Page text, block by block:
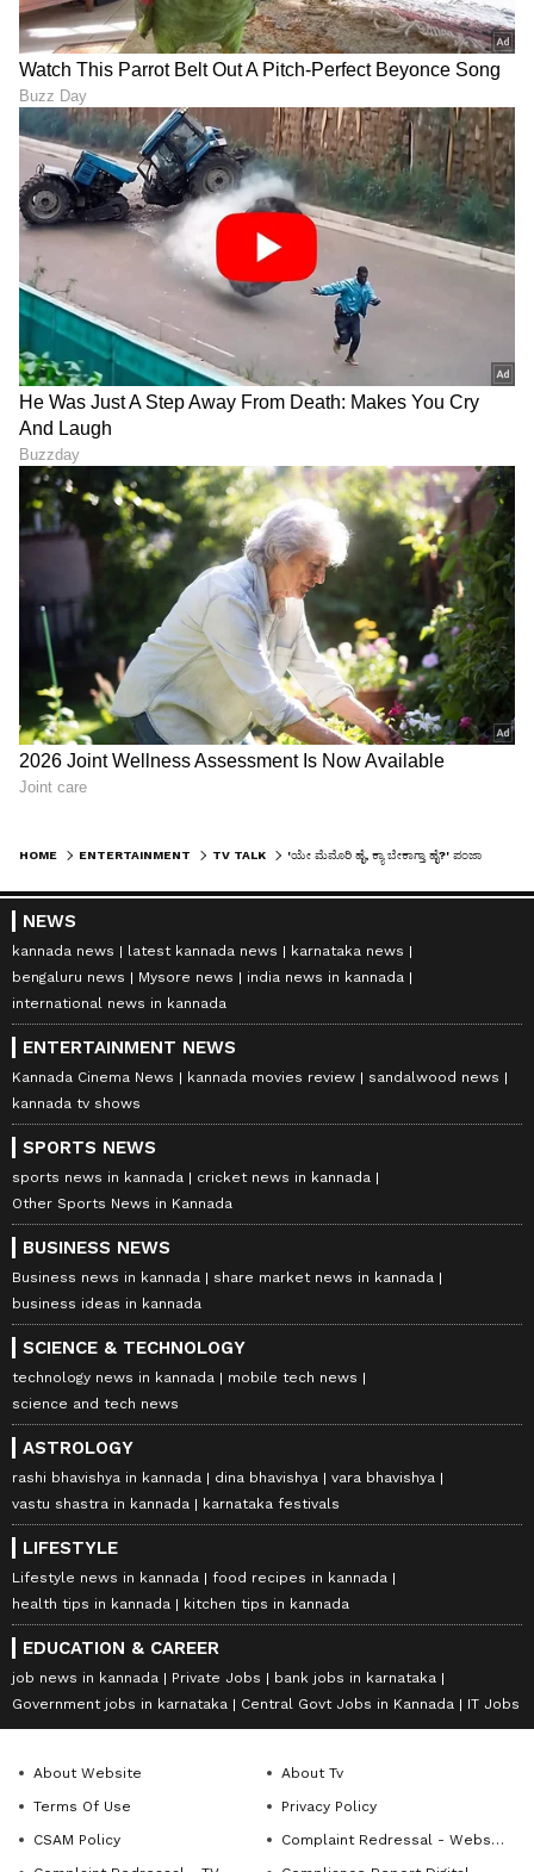
HOME ENTERTAINMENT TV TALK
NEWS
kannada news latest kannada news
karnataka news
bengaluru news
Mysore news
india news in kannada
international news in kannada
ENTERTAINMENT NEWS
Kannada Cinema News kannada movies review
sandalwood news
kannada tv shows
SPORTS NEWS
sports news in kannada
cricket news in kannada
Other Sports News in Kannada
BUSINESS NEWS
Business news in kannada
share market news in kannada
business ideas in kannada
SCIENCE & TECHNOLOGY
technology news in kannada
mobile tech news
science and tech news
ASTROLOGY
rashi bhavishya in kannada dina bhavishya
vara bhavishya
vastu shastra in kannada
karnataka festivals
LIFESTYLE
Lifestyle news in kannada
food recipes in kannada
health tips in kannada
kitchen tips in kannada
EDUCATION & CAREER
job news in kannada Private Jobs
bank jobs in karnataka
Government jobs in karnataka
Central Govt Jobs in Kannada IT Jobs
About Website
About Tv
Terms Of Use
Privacy Policy
CSAM Policy
Complaint Redressal - Website